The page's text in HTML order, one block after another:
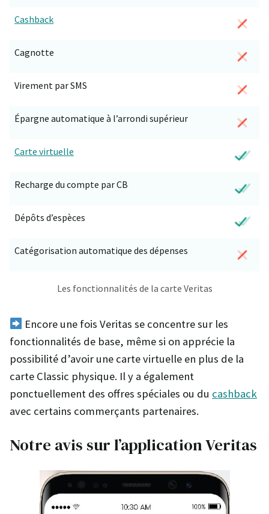
Cashback
Cagnotte
Virement par SMS
Épargne automatique à l’arrondi supérieur
Carte virtuelle
Recharge du compte par CB
Dépôts d’espèces
Catégorisation automatique des dépenses
Les fonctionnalités de la carte Veritas
Encore une fois Veritas se concentre sur les
fonctionnalités de base, même si on apprécie la
possibilité d’avoir une carte virtuelle en plus de la
carte Classic physique. Il y a également
ponctuellement des offres spéciales ou du cashback
avec certains commerçants partenaires.
Notre avis sur l’application Veritas